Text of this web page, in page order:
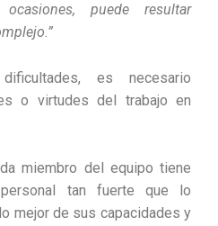
puede resultar
es necesario
o virtudes del trabajo en
miembro del equipo tiene
tan fuerte que lo
mejor de sus capacidades y